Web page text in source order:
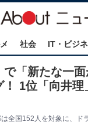
社会 IT・ビジ
で「新たな一
1位「向井理
全国152人を対象に、ド